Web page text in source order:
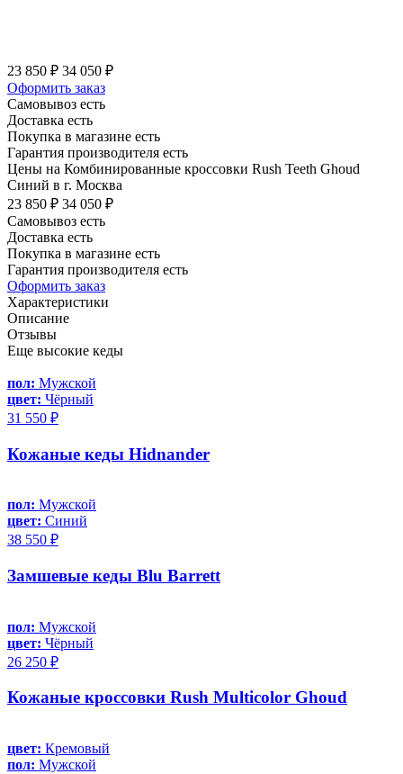
23 850 ₽ 34 050 ₽
Оформить заказ
Самовывоз есть
Доставка есть
Покупка в магазине есть
Гарантия производителя есть
Цены на Комбинированные кроссовки Rush Teeth Ghoud
Синий в г. Москва
23 850 ₽ 34 050 ₽
Самовывоз есть
Доставка есть
Покупка в магазине есть
Гарантия производителя есть
Оформить заказ
Характеристики
Описание
Отзывы
Еще высокие кеды
пол: Мужской
цвет: Чёрный
31 550 ₽
Кожаные кеды Hidnander
пол: Мужской
цвет: Синий
38 550 ₽
Замшевые кеды Blu Barrett
пол: Мужской
цвет: Чёрный
26 250 ₽
Кожаные кроссовки Rush Multicolor Ghoud
цвет: Кремовый
пол: Мужской